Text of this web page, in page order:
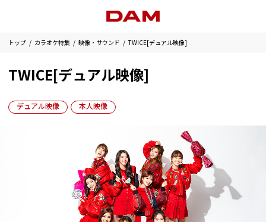
トップ カラオケ特集 映像・サウンド TWICE[デュアル映像]
TWICE[デュアル映像]
デュアル映像 本人映像